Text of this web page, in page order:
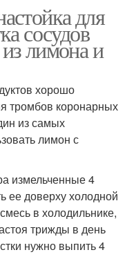
для
сосудов
лимона и
хорошо
тромбов коронарных
из самых
лимон с
измельченные 4
ее доверху холодной
в холодильнике,
трижды в день
нужно выпить 4